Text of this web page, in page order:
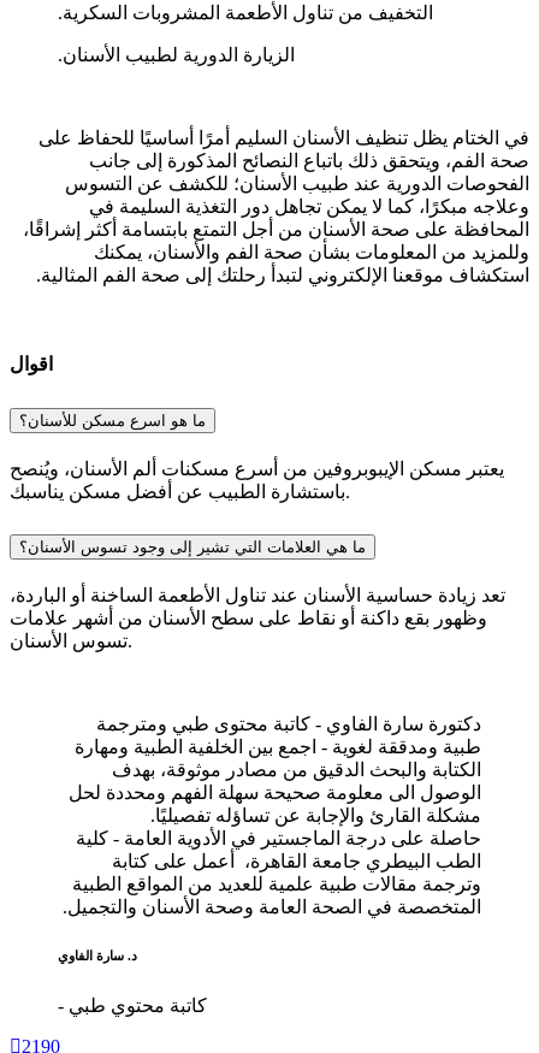
التخفيف من تناول الأطعمة المشروبات السكرية.
الزيارة الدورية لطبيب الأسنان.
في الختام يظل تنظيف الأسنان السليم أمرًا أساسيًا للحفاظ على
صحة الفم، ويتحقق ذلك باتباع النصائح المذكورة إلى جانب
الفحوصات الدورية عند طبيب الأسنان؛ للكشف عن التسوس
وعلاجه مبكرًا، كما لا يمكن تجاهل دور التغذية السليمة في
المحافظة على صحة الأسنان من أجل التمتع بابتسامة أكثر إشراقًا،
وللمزيد من المعلومات بشأن صحة الفم والأسنان، يمكنك
استكشاف موقعنا الإلكتروني لتبدأ رحلتك إلى صحة الفم المثالية.
اقوال
ما هو اسرع مسكن للأسنان؟
يعتبر مسكن الإيبوبروفين من أسرع مسكنات ألم الأسنان، ويُنصح
باستشارة الطبيب عن أفضل مسكن يناسبك.
ما هي العلامات التي تشير إلى وجود تسوس الأسنان؟
تعد زيادة حساسية الأسنان عند تناول الأطعمة الساخنة أو الباردة،
وظهور بقع داكنة أو نقاط على سطح الأسنان من أشهر علامات
تسوس الأسنان.
دكتورة سارة الفاوي - كاتبة محتوى طبي ومترجمة
طبية ومدققة لغوية - اجمع بين الخلفية الطبية ومهارة
الكتابة والبحث الدقيق من مصادر موثوقة، بهدف
الوصول الى معلومة صحيحة سهلة الفهم ومحددة لحل
مشكلة القارئ والإجابة عن تساؤله تفصيليًا.
حاصلة على درجة الماجستير في الأدوية العامة - كلية
الطب البيطري جامعة القاهرة، أعمل على كتابة
وترجمة مقالات طبية علمية للعديد من المواقع الطبية
المتخصصة في الصحة العامة وصحة الأسنان والتجميل.
د. سارة الفاوي
- كاتبة محتوي طبي
2190